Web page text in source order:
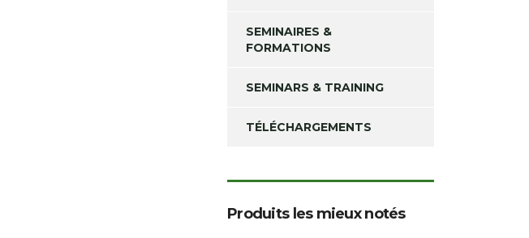
SEMINAIRES &
FORMATIONS
SEMINARS & TRAINING
TÉLÉCHARGEMENTS
Produits les mieux notés